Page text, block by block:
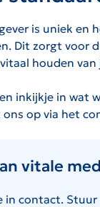
is uniek
Dit zorgt voor
houden van
inkijkje in wat
op via het
vitale
in contact. Stuur